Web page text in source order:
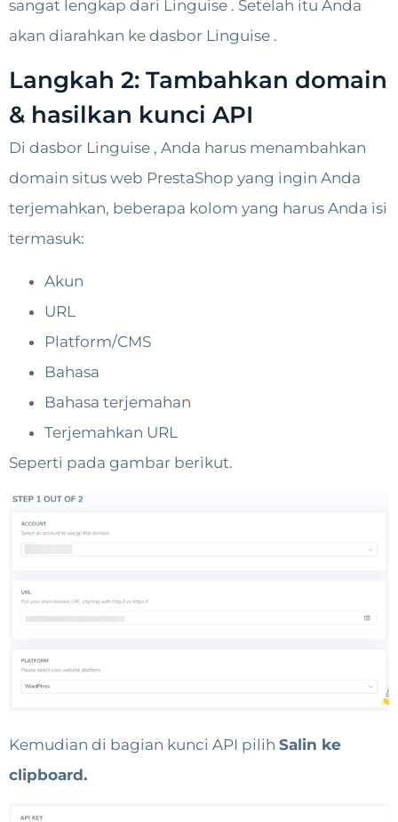
sangat lengkap dari Linguise . Setelah itu Anda
akan diarahkan ke dasbor Linguise .
Langkah 2: Tambahkan domain
& hasilkan kunci API
Di dasbor Linguise , Anda harus menambahkan
domain situs web PrestaShop yang ingin Anda
terjemahkan, beberapa kolom yang harus Anda isi
termasuk:
Akun
URL
Platform/CMS
Bahasa
Bahasa terjemahan
Terjemahkan URL
Seperti pada gambar berikut.
Kemudian di bagian kunci API pilih Salin ke
clipboard.